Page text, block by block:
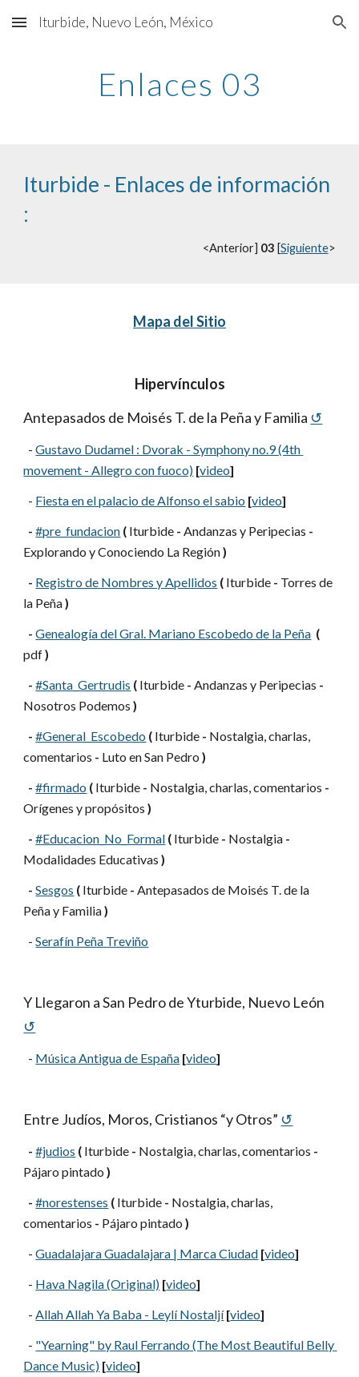
Skip to main content Skip to navigation
Iturbide, Nuevo León, México
Enlaces 03
Iturbide - Enlaces de información
:
<Anterior] 03 [Siguiente>
Mapa del Sitio
Hipervínculos
Antepasados de Moisés T. de la Peña y Familia ↺
  -
Gustavo Dudamel : Dvorak - Symphony no.9 (4th
movement - Allegro con fuoco) [video]
  -
Fiesta en el palacio de Alfonso el sabio [video]
- #pre_fundacion ( Iturbide - Andanzas y Peripecias -
Explorando y Conociendo La Región )
- Registro de Nombres y Apellidos ( Iturbide - Torres de
la Peña )
- Genealogía del Gral. Mariano Escobedo de la Peña (
pdf )
- #Santa_Gertrudis ( Iturbide - Andanzas y Peripecias -
Nosotros Podemos )
- #General_Escobedo ( Iturbide - Nostalgia, charlas,
comentarios - Luto en San Pedro )
- #firmado ( Iturbide - Nostalgia, charlas, comentarios -
Orígenes y propósitos )
- #Educacion_No_Formal ( Iturbide - Nostalgia -
Modalidades Educativas )
- Sesgos ( Iturbide - Antepasados de Moisés T. de la
Peña y Familia )
  -
Serafín Peña Treviño
Y Llegaron a San Pedro de Yturbide, Nuevo León
↺
  -
Música Antigua de España [video]
Entre Judíos, Moros, Cristianos “y Otros” ↺
- #judios ( Iturbide - Nostalgia, charlas, comentarios -
Pájaro pintado )
- #norestenses ( Iturbide - Nostalgia, charlas,
comentarios - Pájaro pintado )
  -
Guadalajara Guadalajara | Marca Ciudad [video]
  -
Hava Nagila (Original) [video]
  -
Allah Allah Ya Baba - Leylí Nostaljí[video]
  -
"Yearning" by Raul Ferrando (The Most Beautiful Belly
Dance Music) [video]